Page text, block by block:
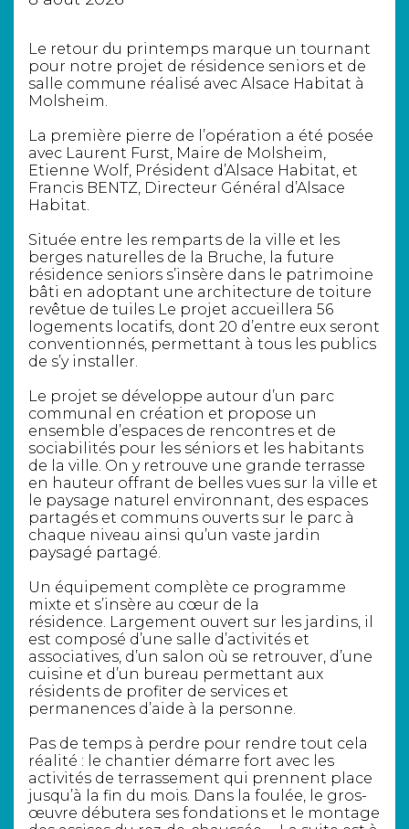
Le retour du printemps marque un tournant
pour notre projet de résidence seniors et de
salle commune réalisé avec Alsace Habitat à
Molsheim.
La première pierre de l’opération a été posée
avec Laurent Furst , Maire de Molsheim,
Etienne Wolf, Président d’Alsace Habitat , et
Francis BENTZ , Directeur Général d’Alsace
Habitat
Située entre les remparts de la ville et les
berges naturelles de la Bruche, la future
résidence seniors s’insère dans le patrimoine
bâti en adoptant une architecture de toiture
revêtue de tuiles Le projet accueillera 56
logements locatifs, dont 20 d’entre eux seront
conventionnés, permettant à tous les publics
de s’y installer.
Le projet se développe autour d’un parc
communal en création et propose un
ensemble d’espaces de rencontres et de
sociabilités pour les séniors et les habitants
de la ville. On y retrouve une grande terrasse
en hauteur offrant de belles vues sur la ville et
le paysage naturel environnant, des espaces
partagés et communs ouverts sur le parc à
chaque niveau ainsi qu’un vaste jardin
paysagé partagé.
Un équipement complète ce programme
mixte et s’insère au cœur de la
résidence. Largement ouvert sur les jardins, il
est composé d’une salle d’activités et
associatives, d’un salon où se retrouver, d’une
cuisine et d’un bureau permettant aux
résidents de profiter de services et
permanences d’aide à la personne.
Pas de temps à perdre pour rendre tout cela
réalité : le chantier démarre fort avec les
activités de terrassement qui prennent place
jusqu’à la fin du mois. Dans la foulée, le gros-
œuvre débutera ses fondations et le montage